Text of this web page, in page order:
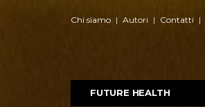
Chi siamo Autori Contatti
FUTURE HEALTH